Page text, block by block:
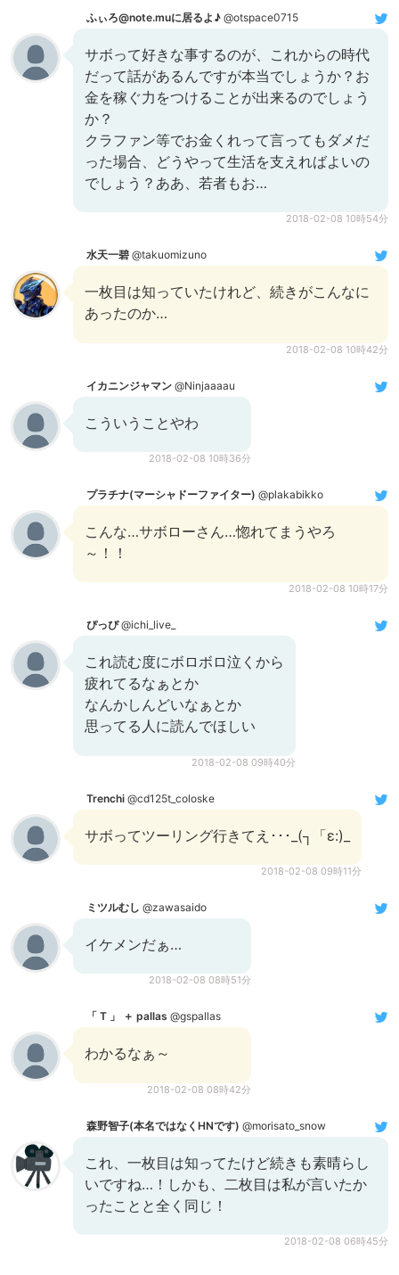
ふぃろ@note.muに居るよ♪ @otspace0715
サボって好きな事するのが、これからの時代
だって話があるんですが本当でしょうか？お
金を稼ぐ力をつけることが出来るのでしょう
か？
クラファン等でお金くれって言ってもダメだ
った場合、どうやって生活を支えればよいの
でしょう？ああ、若者もお…
2018-02-08 10時54分
水天一碧 @takuomizuno
一枚目は知っていたけれど、続きがこんなに
あったのか…
2018-02-08 10時42分
イカニンジャマン @Ninjaaaau
こういうことやわ
2018-02-08 10時36分
プラチナ(マーシャドーファイター) @plakabikko
こんな…サボローさん…惚れてまうやろ
～！！
2018-02-08 10時17分
ぴっぴ@ichi_live_
これ読む度にボロボロ泣くから
疲れてるなぁとか
なんかしんどいなぁとか
思ってる人に読んでほしい
2018-02-08 09時40分
Trenchi @cd125t_coloske
サボってツーリング行きてえ･･･_(┐「ε:)_
2018-02-08 09時11分
ミツルむし @zawasaido
イケメンだぁ…
2018-02-08 08時51分
「 T 」 ＋ pallas @gspallas
わかるなぁ～
2018-02-08 08時42分
森野智子(本名ではなくHNです) @morisato_snow
これ、一枚目は知ってたけど続きも素晴らし
いですね…！しかも、二枚目は私が言いたか
ったことと全く同じ！
2018-02-08 06時45分